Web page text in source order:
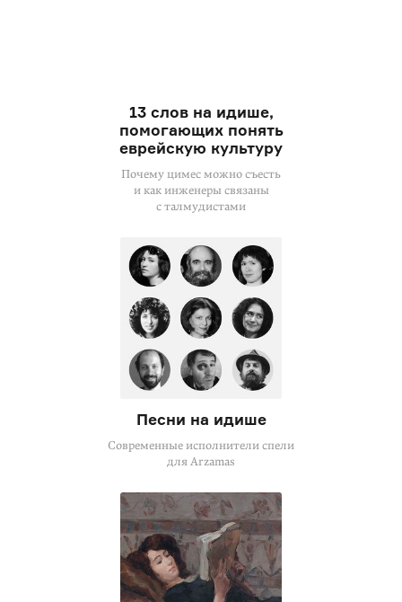
13 слов на идише,
помогающих понять
еврейскую культуру
Почему цимес можно съесть
и как инженеры связаны
с талмудистами
Песни на идише
Современные исполнители спели
для Arzamas